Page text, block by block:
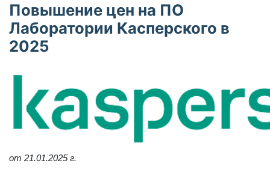
Повышение цен на ПО
Лаборатории Касперского в
2025
от 21.01.2025 г.